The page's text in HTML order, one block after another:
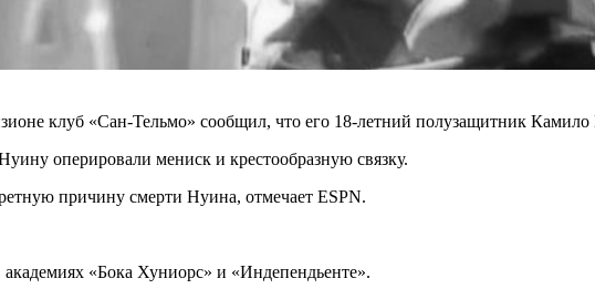
клуб «Сан-Тельмо» сообщил, что его 18-летний полузащитник
оперировали мениск и крестообразную связку.
причину смерти Нуина, отмечает ESPN.
«Бока Хуниорс» и «Индепендьенте».